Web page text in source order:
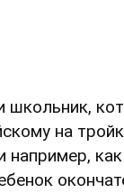
школьник,
на
например,